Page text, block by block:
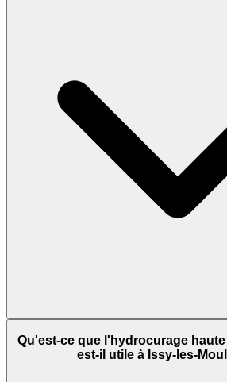
Qu'est-ce que l'hydrocurage
est-il utile à Issy-les-